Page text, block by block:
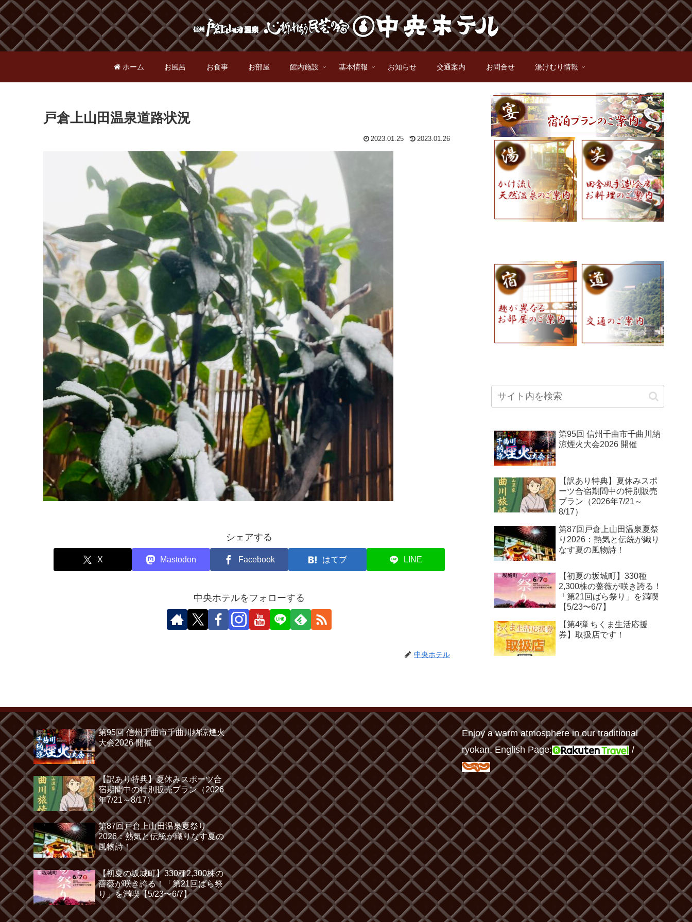
ホーム お風呂 お食事 お部屋 館内施設 基本情報 お知らせ 交通案内 お問合せ 湯けむり情報
戸倉上山田温泉道路状況
2023.01.25 2023.01.26
シェアする
X Mastodon Facebook はてブ LINE
中央ホテルをフォローする
中央ホテル
第95回 信州千曲市千曲川納
涼煙火大会2026 開催
【訳あり特典】夏休みスポ
ーツ合宿期間中の特別販売
プラン（2026年7/21～
8/17）
第87回戸倉上山田温泉夏祭
り2026：熱気と伝統が織り
なす夏の風物詩！
【初夏の坂城町】330種
2,300株の薔薇が咲き誇る！
「第21回ばら祭り」を満喫
【5/23〜6/7】
【第4弾 ちくま生活応援
券】取扱店です！
第95回 信州千曲市千曲川納涼煙火
大会2026 開催
【訳あり特典】夏休みスポーツ合
宿期間中の特別販売プラン（2026
年7/21～8/17）
第87回戸倉上山田温泉夏祭り
2026：熱気と伝統が織りなす夏の
風物詩！
【初夏の坂城町】330種2,300株の
薔薇が咲き誇る！「第21回ばら祭
り」を満喫【5/23〜6/7】
Enjoy a warm atmosphere in our traditional
ryokan. English Page:
/